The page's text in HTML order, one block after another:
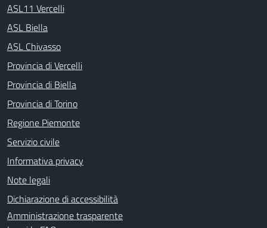
ASL11 Vercelli
ASL Biella
ASL Chivasso
Provincia di Vercelli
Provincia di Biella
Provincia di Torino
Regione Piemonte
Servizio civile
Informativa privacy
Note legali
Dichiarazione di accessibilità
Amministrazione trasparente